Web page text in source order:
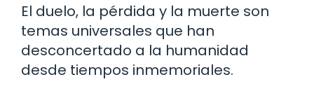
El duelo, la pérdida y la muerte son
temas universales que han
desconcertado a la humanidad
desde tiempos inmemoriales.